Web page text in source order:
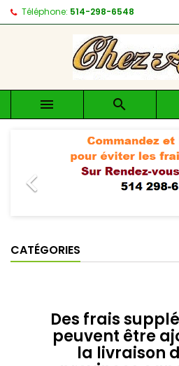
Téléphone: 514-298-6548
 

Précédent
CATÉGORIES
Des frais
peuvent être
la livraison